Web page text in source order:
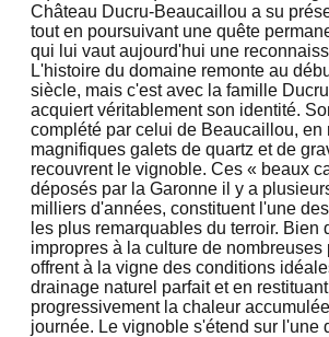
Château Ducru-Beaucaillou a su
tout en poursuivant une quête
qui lui vaut aujourd'hui une
L'histoire du domaine remonte au
siècle, mais c'est avec la famille
acquiert véritablement son identité.
complété par celui de Beaucaillou, en
magnifiques galets de quartz et de
recouvrent le vignoble. Ces « beaux
déposés par la Garonne il y a
milliers d'années, constituent l'une
les plus remarquables du terroir. Bien
impropres à la culture de nombreuses
offrent à la vigne des conditions
drainage naturel parfait et en restituant
progressivement la chaleur
journée. Le vignoble s'étend sur l'une